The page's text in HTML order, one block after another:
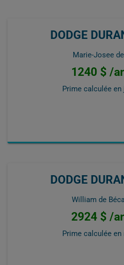
DODGE
Marie-Josee
1240 $ /
Prime calculée en
DODGE
William de
2924 $ /
Prime calculée en